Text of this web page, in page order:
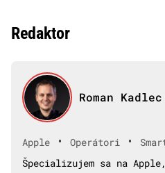
Redaktor
Roman Kadlec
Apple • Operátori •
Špecializujem sa na